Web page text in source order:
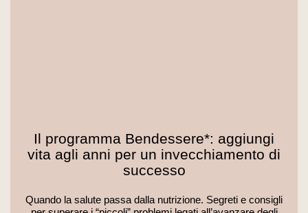
Il programma Bendessere*: aggiungi
vita agli anni per un invecchiamento di
successo
Quando la salute passa dalla nutrizione. Segreti e consigli